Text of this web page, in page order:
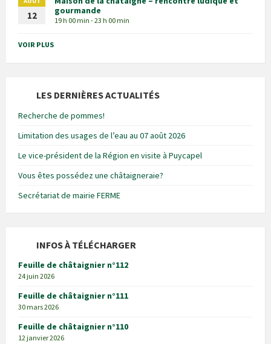
12
gourmande
19 h 00 min - 23 h 00 min
VOIR PLUS
LES DERNIÈRES ACTUALITÉS
Recherche de pommes!
Limitation des usages de l’eau au 07 août 2026
Le vice-président de la Région en visite à Puycapel
Vous êtes possédez une châtaigneraie?
Secrétariat de mairie FERME
INFOS À TÉLÉCHARGER
Feuille de châtaignier n°112
24 juin 2026
Feuille de châtaignier n°111
30 mars 2026
Feuille de châtaignier n°110
12 janvier 2026